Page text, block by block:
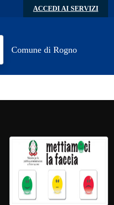
ACCEDI AI SERVIZI
Comune di Rogno